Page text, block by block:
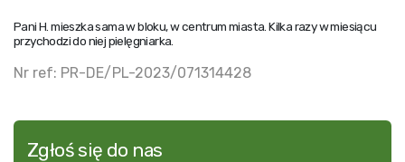
Pani H. mieszka sama w bloku, w centrum miasta. Kilka razy w miesiącu
przychodzi do niej pielęgniarka.
Nr ref: PR-DE/PL-2023/071314428
Zgłoś się do nas